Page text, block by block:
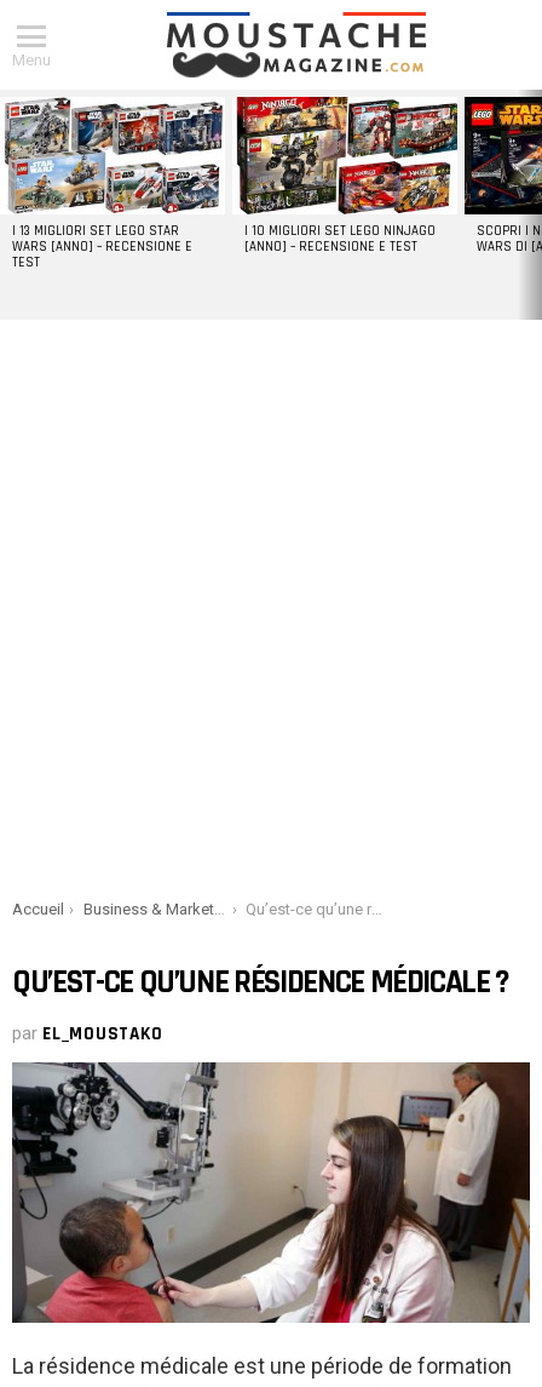
Menu
DERNIERS
ARTICLES
I 13 MIGLIORI SET LEGO STAR
WARS [ANNO] – RECENSIONE E
TEST
I 10 MIGLIORI SET LEGO NINJAGO
[ANNO] – RECENSIONE E TEST
SCOPRI I
WARS DI
You are here:
Accueil Business & Marketing Qu’est-ce qu’une résidence médicale ?
QU’EST-CE QU’UNE RÉSIDENCE MÉDICALE ?
par EL_MOUSTAKO
La résidence médicale est une période de formation